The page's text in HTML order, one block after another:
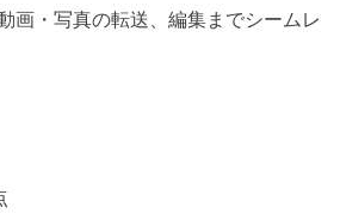
画・写真の転送、編集までシームレ